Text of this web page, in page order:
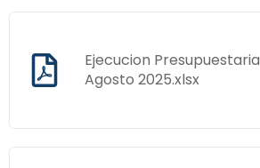
Ejecucion Presupuestaria
Agosto 2025.xlsx